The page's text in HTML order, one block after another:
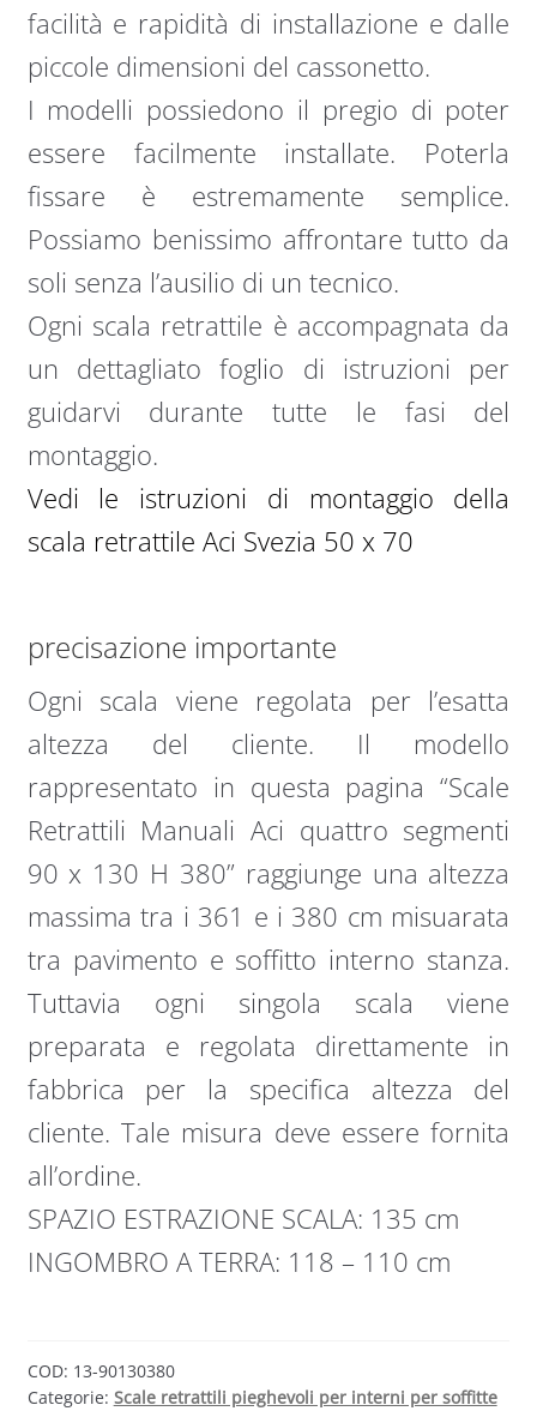
facilità e rapidità di installazione e dalle
piccole dimensioni del cassonetto.
I modelli possiedono il pregio di poter
essere facilmente installate. Poterla
fissare è estremamente semplice.
Possiamo benissimo affrontare tutto da
soli senza l’ausilio di un tecnico.
Ogni scala retrattile è accompagnata da
un dettagliato foglio di istruzioni per
guidarvi durante tutte le fasi del
montaggio.
Vedi le istruzioni di montaggio della
scala retrattile Aci Svezia 50 x 70
precisazione importante
Ogni scala viene regolata per l’esatta
altezza del cliente. Il modello
rappresentato in questa pagina “Scale
Retrattili Manuali Aci quattro segmenti
90 x 130 H 380” raggiunge una altezza
massima tra i 361 e i 380 cm misuarata
tra pavimento e soffitto interno stanza.
Tuttavia ogni singola scala viene
preparata e regolata direttamente in
fabbrica per la specifica altezza del
cliente. Tale misura deve essere fornita
all’ordine.
SPAZIO ESTRAZIONE SCALA: 135 cm
INGOMBRO A TERRA: 118 – 110 cm
COD: 13-90130380
Categorie: Scale retrattili pieghevoli per interni per soffitte